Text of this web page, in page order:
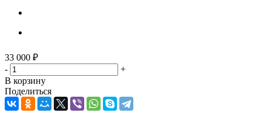
33 000 ₽
-
+
В корзину
Поделиться